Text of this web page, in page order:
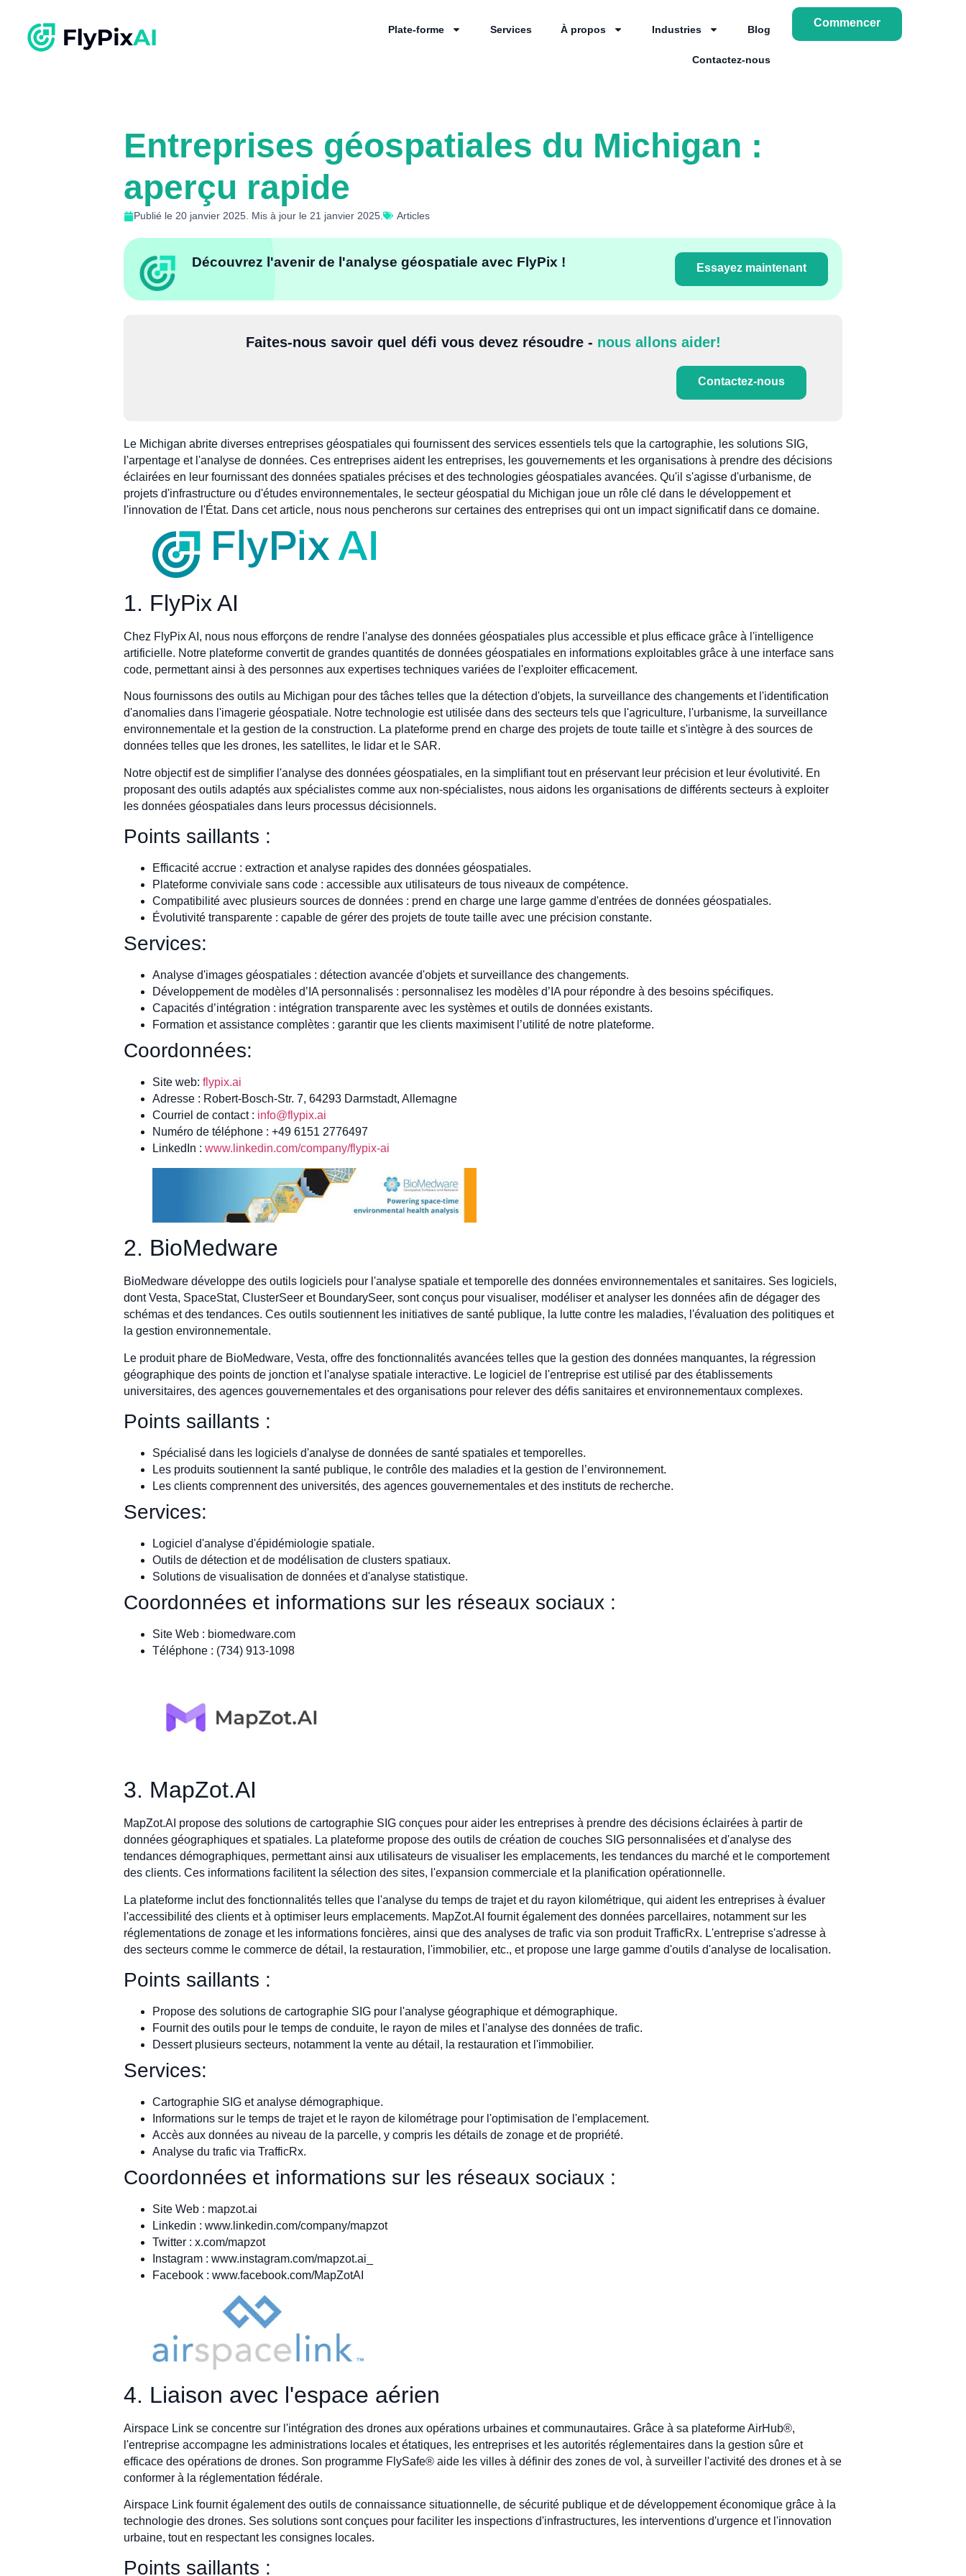
Plate-forme Services À propos Industries Blog
Contactez-nous
Commencer
Entreprises géospatiales du Michigan :
aperçu rapide
Publié le 20 janvier 2025. Mis à jour le 21 janvier 2025. Articles
Découvrez l'avenir de l'analyse géospatiale avec FlyPix ! Essayez maintenant
Faites-nous savoir quel défi vous devez résoudre - nous allons aider!
Contactez-nous
Le Michigan abrite diverses entreprises géospatiales qui fournissent des services essentiels tels que la cartographie, les solutions SIG,
l'arpentage et l'analyse de données. Ces entreprises aident les entreprises, les gouvernements et les organisations à prendre des décisions
éclairées en leur fournissant des données spatiales précises et des technologies géospatiales avancées. Qu'il s'agisse d'urbanisme, de
projets d'infrastructure ou d'études environnementales, le secteur géospatial du Michigan joue un rôle clé dans le développement et
l'innovation de l'État. Dans cet article, nous nous pencherons sur certaines des entreprises qui ont un impact significatif dans ce domaine.
1. FlyPix AI
Chez FlyPix AI, nous nous efforçons de rendre l'analyse des données géospatiales plus accessible et plus efficace grâce à l'intelligence
artificielle. Notre plateforme convertit de grandes quantités de données géospatiales en informations exploitables grâce à une interface sans
code, permettant ainsi à des personnes aux expertises techniques variées de l'exploiter efficacement.
Nous fournissons des outils au Michigan pour des tâches telles que la détection d'objets, la surveillance des changements et l'identification
d'anomalies dans l'imagerie géospatiale. Notre technologie est utilisée dans des secteurs tels que l'agriculture, l'urbanisme, la surveillance
environnementale et la gestion de la construction. La plateforme prend en charge des projets de toute taille et s'intègre à des sources de
données telles que les drones, les satellites, le lidar et le SAR.
Notre objectif est de simplifier l'analyse des données géospatiales, en la simplifiant tout en préservant leur précision et leur évolutivité. En
proposant des outils adaptés aux spécialistes comme aux non-spécialistes, nous aidons les organisations de différents secteurs à exploiter
les données géospatiales dans leurs processus décisionnels.
Points saillants :
Efficacité accrue : extraction et analyse rapides des données géospatiales.
Plateforme conviviale sans code : accessible aux utilisateurs de tous niveaux de compétence.
Compatibilité avec plusieurs sources de données : prend en charge une large gamme d'entrées de données géospatiales.
Évolutivité transparente : capable de gérer des projets de toute taille avec une précision constante.
Services:
Analyse d'images géospatiales : détection avancée d'objets et surveillance des changements.
Développement de modèles d’IA personnalisés : personnalisez les modèles d’IA pour répondre à des besoins spécifiques.
Capacités d’intégration : intégration transparente avec les systèmes et outils de données existants.
Formation et assistance complètes : garantir que les clients maximisent l’utilité de notre plateforme.
Coordonnées:
Site web: flypix.ai
Adresse : Robert-Bosch-Str. 7, 64293 Darmstadt, Allemagne
Courriel de contact : info@flypix.ai
Numéro de téléphone : +49 6151 2776497
LinkedIn : www.linkedin.com/company/flypix-ai
2. BioMedware
BioMedware développe des outils logiciels pour l'analyse spatiale et temporelle des données environnementales et sanitaires. Ses logiciels,
dont Vesta, SpaceStat, ClusterSeer et BoundarySeer, sont conçus pour visualiser, modéliser et analyser les données afin de dégager des
schémas et des tendances. Ces outils soutiennent les initiatives de santé publique, la lutte contre les maladies, l'évaluation des politiques et
la gestion environnementale.
Le produit phare de BioMedware, Vesta, offre des fonctionnalités avancées telles que la gestion des données manquantes, la régression
géographique des points de jonction et l'analyse spatiale interactive. Le logiciel de l'entreprise est utilisé par des établissements
universitaires, des agences gouvernementales et des organisations pour relever des défis sanitaires et environnementaux complexes.
Points saillants :
Spécialisé dans les logiciels d'analyse de données de santé spatiales et temporelles.
Les produits soutiennent la santé publique, le contrôle des maladies et la gestion de l’environnement.
Les clients comprennent des universités, des agences gouvernementales et des instituts de recherche.
Services:
Logiciel d'analyse d'épidémiologie spatiale.
Outils de détection et de modélisation de clusters spatiaux.
Solutions de visualisation de données et d'analyse statistique.
Coordonnées et informations sur les réseaux sociaux :
Site Web : biomedware.com
Téléphone : (734) 913-1098
3. MapZot.AI
MapZot.AI propose des solutions de cartographie SIG conçues pour aider les entreprises à prendre des décisions éclairées à partir de
données géographiques et spatiales. La plateforme propose des outils de création de couches SIG personnalisées et d'analyse des
tendances démographiques, permettant ainsi aux utilisateurs de visualiser les emplacements, les tendances du marché et le comportement
des clients. Ces informations facilitent la sélection des sites, l'expansion commerciale et la planification opérationnelle.
La plateforme inclut des fonctionnalités telles que l'analyse du temps de trajet et du rayon kilométrique, qui aident les entreprises à évaluer
l'accessibilité des clients et à optimiser leurs emplacements. MapZot.AI fournit également des données parcellaires, notamment sur les
réglementations de zonage et les informations foncières, ainsi que des analyses de trafic via son produit TrafficRx. L'entreprise s'adresse à
des secteurs comme le commerce de détail, la restauration, l'immobilier, etc., et propose une large gamme d'outils d'analyse de localisation.
Points saillants :
Propose des solutions de cartographie SIG pour l'analyse géographique et démographique.
Fournit des outils pour le temps de conduite, le rayon de miles et l'analyse des données de trafic.
Dessert plusieurs secteurs, notamment la vente au détail, la restauration et l'immobilier.
Services:
Cartographie SIG et analyse démographique.
Informations sur le temps de trajet et le rayon de kilométrage pour l'optimisation de l'emplacement.
Accès aux données au niveau de la parcelle, y compris les détails de zonage et de propriété.
Analyse du trafic via TrafficRx.
Coordonnées et informations sur les réseaux sociaux :
Site Web : mapzot.ai
Linkedin : www.linkedin.com/company/mapzot
Twitter : x.com/mapzot
Instagram : www.instagram.com/mapzot.ai_
Facebook : www.facebook.com/MapZotAI
4. Liaison avec l'espace aérien
Airspace Link se concentre sur l'intégration des drones aux opérations urbaines et communautaires. Grâce à sa plateforme AirHub®,
l'entreprise accompagne les administrations locales et étatiques, les entreprises et les autorités réglementaires dans la gestion sûre et
efficace des opérations de drones. Son programme FlySafe® aide les villes à définir des zones de vol, à surveiller l'activité des drones et à se
conformer à la réglementation fédérale.
Airspace Link fournit également des outils de connaissance situationnelle, de sécurité publique et de développement économique grâce à la
technologie des drones. Ses solutions sont conçues pour faciliter les inspections d'infrastructures, les interventions d'urgence et l'innovation
urbaine, tout en respectant les consignes locales.
Points saillants :